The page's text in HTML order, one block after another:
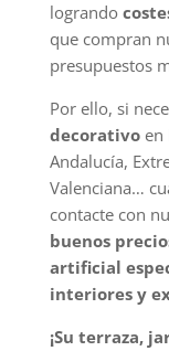
logrando
que compran
presupuestos
Por ello, si
decorativoen
Andalucía,
Valenciana…
contacte con
buenos
artificial
interiores y
¡Su terraza,